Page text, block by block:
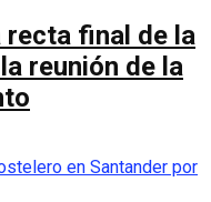
recta final de la
reunión de la